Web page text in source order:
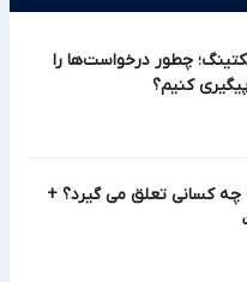
چطور درخواست‌ها را
کنیم؟
و سنوات ۱۴۰۴ به چه کسانی تعلق می گیرد؟ +